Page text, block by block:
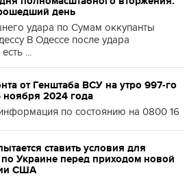
день
удара по Сумам оккупанты
В Одессе после удара
...
от Генштаба ВСУ на утро 997-го
2024 года
по состоянию на 0800 16
ставить условия для
Украине перед приходом новой
США